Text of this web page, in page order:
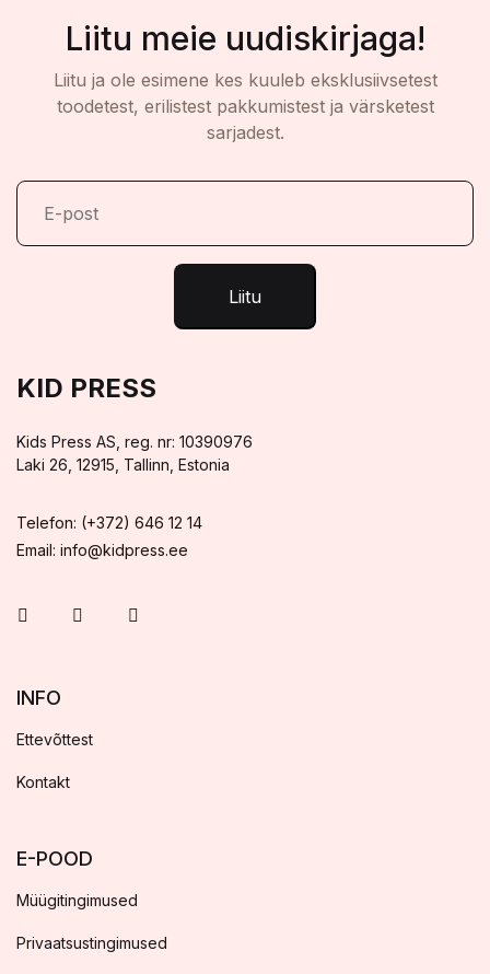
Liitu meie uudiskirjaga!
Liitu ja ole esimene kes kuuleb eksklusiivsetest
toodetest, erilistest pakkumistest ja värsketest
sarjadest.
Liitu
KID PRESS
Kids Press AS, reg. nr: 10390976
Laki 26, 12915, Tallinn, Estonia
Telefon: (+372) 646 12 14
Email: info@kidpress.ee
INFO
Ettevõttest
Kontakt
E-POOD
Müügitingimused
Privaatsustingimused